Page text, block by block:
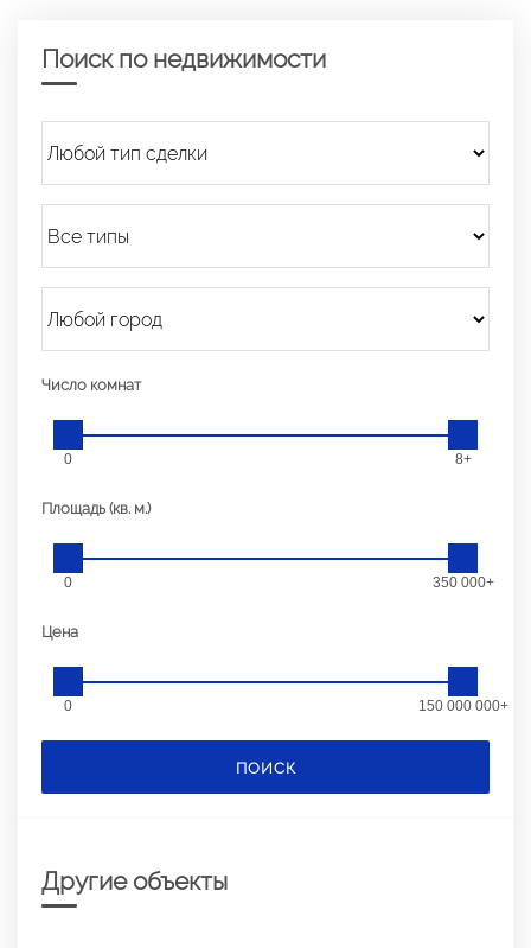
Поиск по недвижимости
Число комнат
0 8+
Площадь (кв. м.)
0 350 000+
Цена
0 150 000 000+
ПОИСК
Другие объекты